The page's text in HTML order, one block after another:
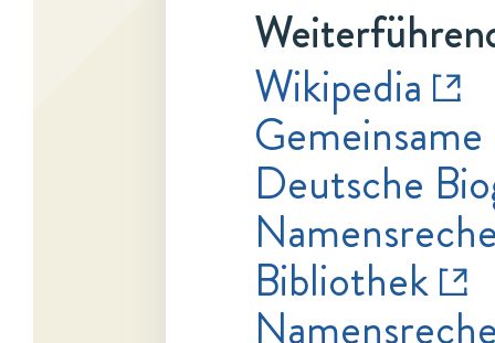
Wikipedia
Deutsche
Bibliothek